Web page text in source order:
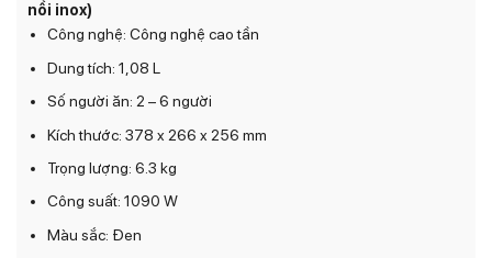
7.500.000₫.
nồi inox)
Công nghệ: Công nghệ cao tần
Dung tích: 1,08 L
Số người ăn: 2 – 6 người
Kích thước: 378 x 266 x 256 mm
Trọng lượng: 6.3 kg
Công suất: 1090 W
Màu sắc: Đen